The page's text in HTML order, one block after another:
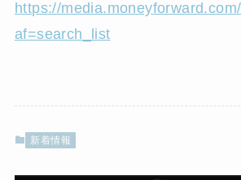
https://
af=search_list
新着情報